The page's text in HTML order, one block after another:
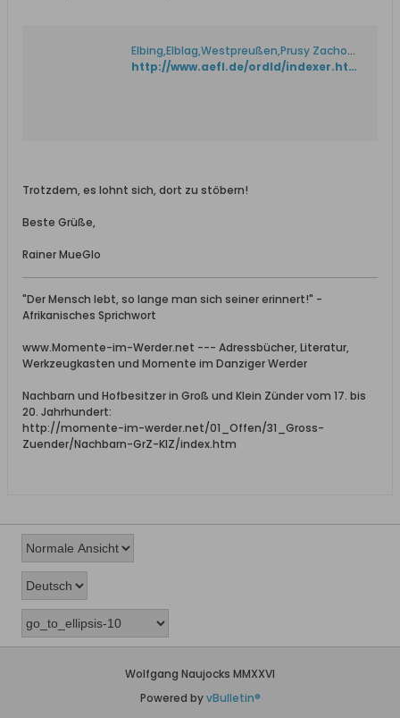
Elbing,Elblag,Westpreußen,Prusy Zachodnie,
http://www.aefl.de/ordld/indexer.html
Trotzdem, es lohnt sich, dort zu stöbern!
Beste Grüße,
Rainer MueGlo
"Der Mensch lebt, so lange man sich seiner erinnert!" -
Afrikanisches Sprichwort
www.Momente-im-Werder.net --- Adressbücher, Literatur,
Werkzeugkasten und Momente im Danziger Werder
Nachbarn und Hofbesitzer in Groß und Klein Zünder vom 17. bis
20. Jahrhundert:
http://momente-im-werder.net/01_Offen/31_Gross-
Zuender/Nachbarn-GrZ-KlZ/index.htm
Wolfgang Naujocks MMXXVI
Powered byvBulletin®